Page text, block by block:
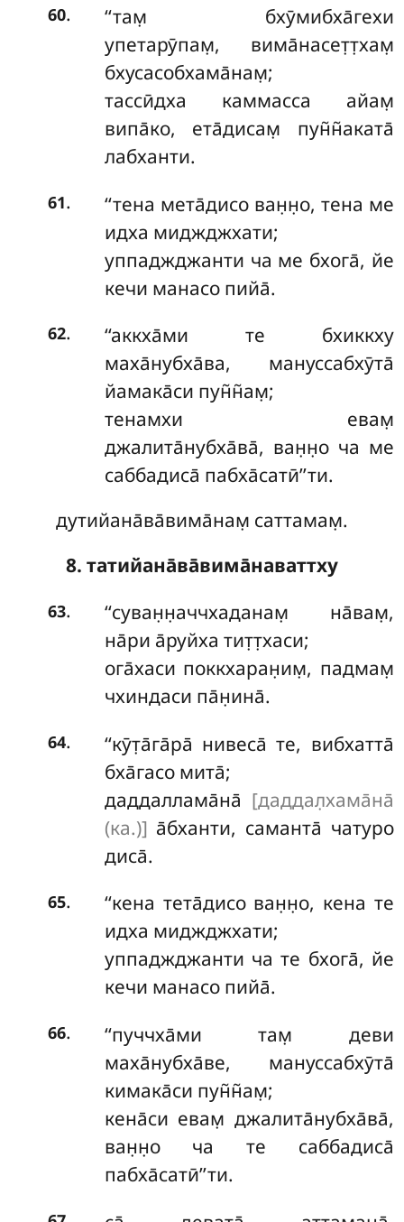
60. ‘‘там̣ бхӯмибха̄гехи
упетарӯпам̣, вима̄насет̣т̣хам̣
бхусасобхама̄нам̣;
тассӣдха каммасса айам̣
випа̄ко, ета̄дисам̣ пун̃н̃аката̄
лабханти.
61.
‘‘тена мета̄дисо ван̣н̣о, тена ме
идха миджджхати;
уппаджджанти ча ме бхога̄, йе
кечи манасо пийа̄.
62. ‘‘аккха̄ми те бхиккху
маха̄нубха̄ва, мануссабхӯта̄
йамака̄си пун̃н̃ам̣;
тенамхи евам̣
джалита̄нубха̄ва̄, ван̣н̣о ча ме
саббадиса̄ пабха̄сатӣ’’ти.
дутийана̄ва̄вима̄нам̣ саттамам̣.
8. татийана̄ва̄вима̄наваттху
63. ‘‘суван̣н̣аччхаданам̣ на̄вам̣,
на̄ри а̄руйха тит̣т̣хаси;
ога̄хаси поккхаран̣им̣, падмам̣
чхиндаси па̄н̣ина̄.
64. ‘‘кӯт̣а̄га̄ра̄ нивеса̄ те, вибхатта̄
бха̄гасо мита̄;
даддаллама̄на̄ [даддал̣хама̄на̄
(ка.)] а̄бханти, саманта̄ чатуро
диса̄.
65.
‘‘кена тета̄дисо ван̣н̣о, кена те
идха миджджхати;
уппаджджанти ча те бхога̄, йе
кечи манасо пийа̄.
66.
‘‘пуччха̄ми там̣ деви
маха̄нубха̄ве, мануссабхӯта̄
кимака̄си пун̃н̃ам̣;
кена̄си евам̣ джалита̄нубха̄ва̄,
ван̣н̣о ча те саббадиса̄
пабха̄сатӣ’’ти.